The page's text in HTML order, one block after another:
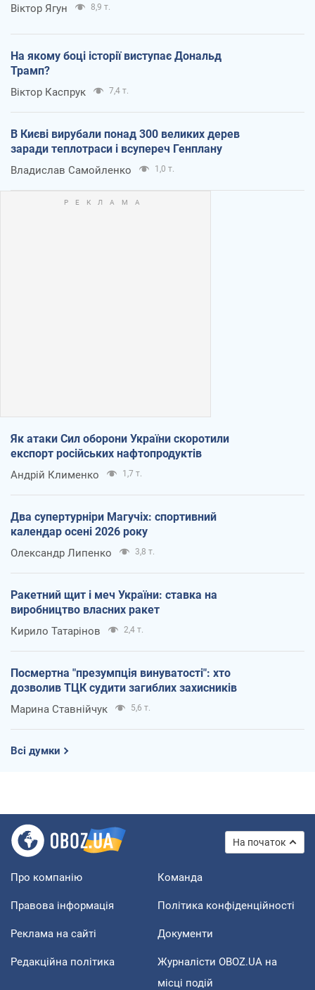
Віктор Ягун 8,9 т.
На якому боці історії виступає Дональд
Трамп?
Віктор Каспрук 7,4 т.
В Києві вирубали понад 300 великих дерев
заради теплотраси і всупереч Генплану
Владислав Самойленко 1,0 т.
Як атаки Сил оборони України скоротили
експорт російських нафтопродуктів
Андрій Клименко 1,7 т.
Два супертурніри Магучіх: спортивний
календар осені 2026 року
Олександр Липенко 3,8 т.
Ракетний щит і меч України: ставка на
виробництво власних ракет
Кирило Татарінов 2,4 т.
Посмертна "презумпція винуватості": хто
дозволив ТЦК судити загиблих захисників
Марина Ставнійчук 5,6 т.
Всі думки
На початок
Про компанію Команда
Правова інформація Політика конфіденційності
Реклама на сайті Документи
Редакційна політика
Журналісти OBOZ.UA на
місці подій